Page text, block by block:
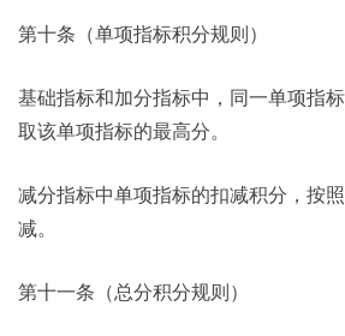
第十条（单项指标积分规则）
基础指标和加分指标中，同一单项指
取该单项指标的最高分。
减分指标中单项指标的扣减积分，按
减。
第十一条（总分积分规则）